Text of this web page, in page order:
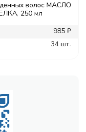
волос МАСЛО
250 мл
985 ₽
34 шт.